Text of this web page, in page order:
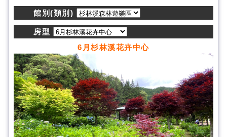
館別(類別)
房型
6月杉林溪花卉中心